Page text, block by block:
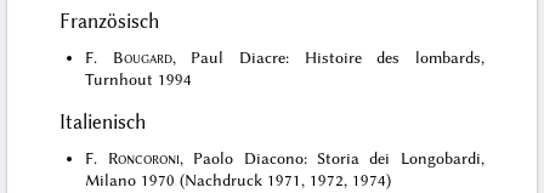
Französisch
F. Bougard, Paul Diacre: Histoire des lombards,
Turnhout 1994
Italienisch
F. Roncoroni, Paolo Diacono: Storia dei Longobardi,
Milano 1970 (Nachdruck 1971, 1972, 1974)